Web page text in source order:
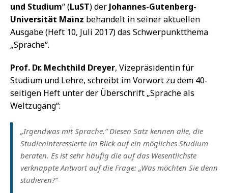
und Studium“ (LuST) der Johannes-Gutenberg-
Universität Mainz behandelt in seiner aktuellen
Ausgabe (Heft 10, Juli 2017) das Schwerpunktthema
„Sprache“.
Prof. Dr. Mechthild Dreyer, Vizepräsidentin für
Studium und Lehre, schreibt im Vorwort zu dem 40-
seitigen Heft unter der Überschrift „Sprache als
Weltzugang“:
„Irgendwas mit Sprache.” Diesen Satz kennen alle, die
Studieninteressierte im Blick auf ein mögliches Studium
beraten. Es ist sehr häufig die auf das Wesentlichste
verknappte Antwort auf die Frage: „Was möchten Sie denn
studieren?“